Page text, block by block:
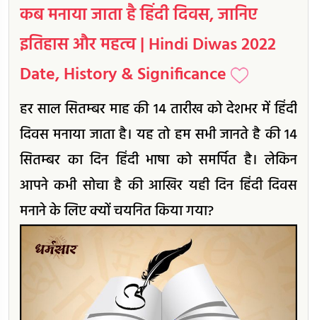
कब मनाया जाता है हिंदी दिवस, जानिए
इतिहास और महत्व | Hindi Diwas 2022
Date, History & Significance
हर साल सितम्बर माह की 14 तारीख को देशभर में हिंदी
दिवस मनाया जाता है। यह तो हम सभी जानते है की 14
सितम्बर का दिन हिंदी भाषा को समर्पित है। लेकिन
आपने कभी सोचा है की आखिर यही दिन हिंदी दिवस
मनाने के लिए क्यों चयनित किया गया?